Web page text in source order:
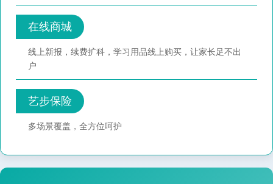
在线商城
线上新报，续费扩科，学习用品线上购买，让家长足不出
户
艺步保险
多场景覆盖，全方位呵护